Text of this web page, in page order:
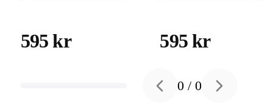
Extension - Finish i
595 kr
- M/L
595 kr
Previous slide
0 /0 Next slide